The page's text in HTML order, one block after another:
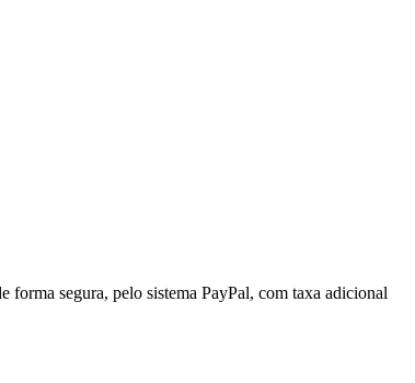
forma segura, pelo sistema PayPal, com taxa adicional